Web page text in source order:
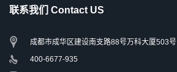
联系我们 Contact US
成都市成华区建设南支路88号万科大厦503号
400-6677-935